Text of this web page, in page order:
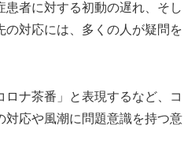
者に対する初動の遅れ、そし
の対応には、多くの人が疑問を
ロナ茶番」と表現するなど、コ
対応や風潮に問題意識を持つ意